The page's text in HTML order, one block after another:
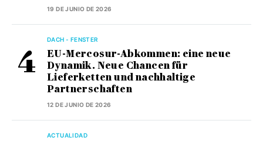
19 DE JUNIO DE 2026
DACH - FENSTER
EU-Mercosur-Abkommen: eine neue
Dynamik. Neue Chancen für
Lieferketten und nachhaltige
Partnerschaften
12 DE JUNIO DE 2026
ACTUALIDAD